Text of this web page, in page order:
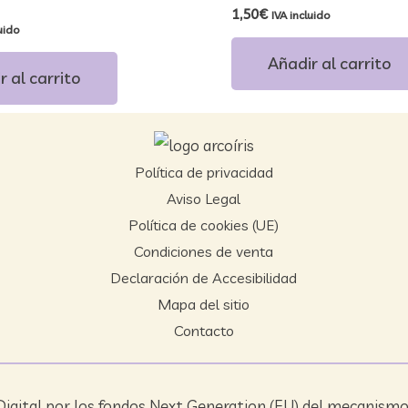
al carrito
Valorado
con
0
1,50€ IVA incluido
Añadir al carrito
Política de privacidad
Aviso Legal
Política de cookies (UE)
Condiciones de venta
Declaración de Accesibilidad
Mapa del sitio
Contacto